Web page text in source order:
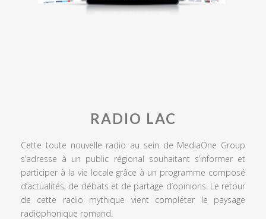
RADIO LAC
Cette toute nouvelle radio au sein de MediaOne Group
s’adresse à un public régional souhaitant s’informer et
participer à la vie locale grâce à un programme composé
d’actualités, de débats et de partage d’opinions. Le retour
de cette radio mythique vient compléter le paysage
radiophonique romand.